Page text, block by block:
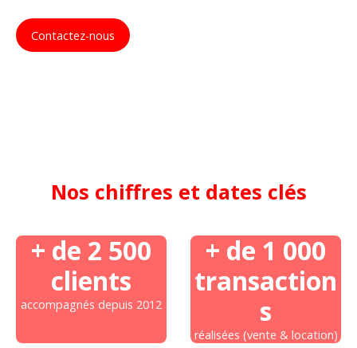
Contactez-nous
Nos chiffres et dates clés
+ de 2 500
clients
accompagnés depuis 2012
+ de 1 000
transaction
s
réalisées (vente & location)